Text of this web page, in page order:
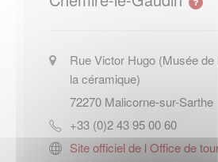
Rue Victor Hugo (Musée
la céramique)
72270 Malicorne-sur-Sarthe
+33 (0)2 43 95 00 60
Site officiel de l Office de